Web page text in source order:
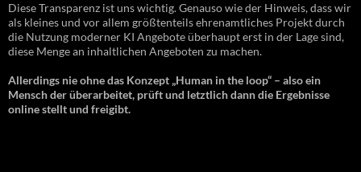
Diese Transparenz ist uns wichtig. Genauso wie der Hinweis, dass wir
als kleines und vor allem größtenteils ehrenamtliches Projekt durch
die Nutzung moderner KI Angebote überhaupt erst in der Lage sind,
diese Menge an inhaltlichen Angeboten zu machen.
Allerdings nie ohne das Konzept „Human in the loop“ – also ein
Mensch der überarbeitet, prüft und letztlich dann die Ergebnisse
online stellt und freigibt.